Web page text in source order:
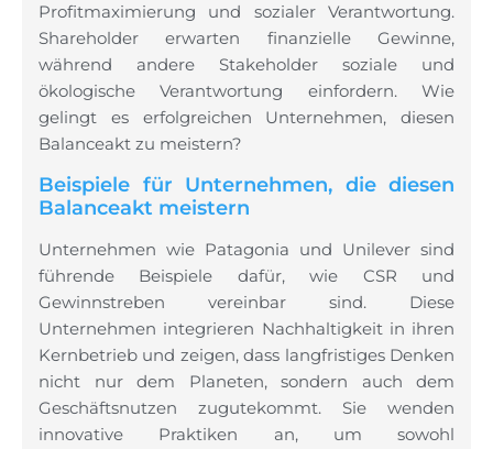
Profitmaximierung und sozialer Verantwortung.
Shareholder erwarten finanzielle Gewinne,
während andere Stakeholder soziale und
ökologische Verantwortung einfordern. Wie
gelingt es erfolgreichen Unternehmen, diesen
Balanceakt zu meistern?
Beispiele für Unternehmen, die diesen
Balanceakt meistern
Unternehmen wie Patagonia und Unilever sind
führende Beispiele dafür, wie CSR und
Gewinnstreben vereinbar sind. Diese
Unternehmen integrieren Nachhaltigkeit in ihren
Kernbetrieb und zeigen, dass langfristiges Denken
nicht nur dem Planeten, sondern auch dem
Geschäftsnutzen zugutekommt. Sie wenden
innovative Praktiken an, um sowohl